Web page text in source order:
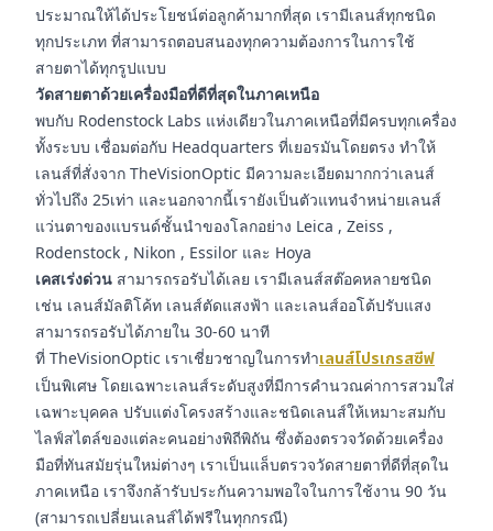
ประมาณให้ได้ประโยชน์ต่อลูกค้ามากที่สุด เรามีเลนส์ทุกชนิด
ทุกประเภท ที่สามารถตอบสนองทุกความต้องการในการใช้
สายตาได้ทุกรูปแบบ
วัดสายตาด้วยเครื่องมือที่ดีที่สุดในภาคเหนือ
พบกับ Rodenstock Labs แห่งเดียวในภาคเหนือที่มีครบทุกเครื่อง
ทั้งระบบ เชื่อมต่อกับ Headquarters ที่เยอรมันโดยตรง ทำให้
เลนส์ที่สั่งจาก TheVisionOptic มีความละเอียดมากกว่าเลนส์
ทั่วไปถึง 25เท่า และนอกจากนี้เรายังเป็นตัวแทนจำหน่ายเลนส์
แว่นตาของแบรนด์ชั้นนำของโลกอย่าง Leica , Zeiss ,
Rodenstock , Nikon , Essilor และ Hoya
เคสเร่งด่วน สามารถรอรับได้เลย เรามีเลนส์สต๊อคหลายชนิด
เช่น เลนส์มัลติโค้ท เลนส์ตัดแสงฟ้า และเลนส์ออโต้ปรับแสง
สามารถรอรับได้ภายใน 30-60 นาที
ที่ TheVisionOptic เราเชี่ยวชาญในการทำเลนส์โปรเกรสซีฟ
เป็นพิเศษ โดยเฉพาะเลนส์ระดับสูงที่มีการคำนวณค่าการสวมใส่
เฉพาะบุคคล ปรับแต่งโครงสร้างและชนิดเลนส์ให้เหมาะสมกับ
ไลฟ์สไตล์ของแต่ละคนอย่างพิถีพิถัน ซึ่งต้องตรวจวัดด้วยเครื่อง
มือที่ทันสมัยรุ่นใหม่ต่างๆ เราเป็นแล็บตรวจวัดสายตาที่ดีที่สุดใน
ภาคเหนือ เราจึงกล้ารับประกันความพอใจในการใช้งาน 90 วัน
(สามารถเปลี่ยนเลนส์ได้ฟรีในทุกกรณี)